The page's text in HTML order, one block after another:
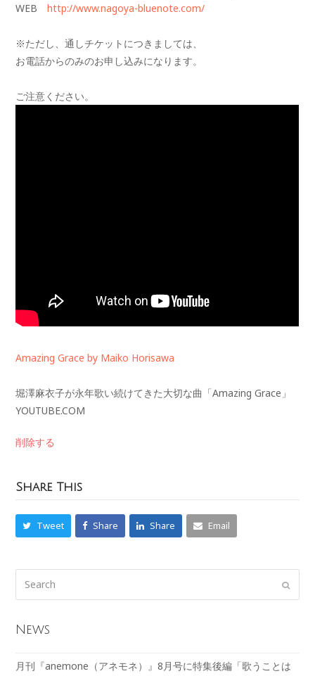
WEBhttp://www.nagoya-bluenote.com/
※ただし、通しチケットにつきましては、
お電話からのみのお申し込みになります。
ご注意ください。
Amazing Grace by Maiko Horisawa
堀澤麻衣子が永年歌い続けてきた大切な曲「Amazing Grace」
YOUTUBE.COM
削除する
Share This
Tweet Share Share Email
News
月刊『anemone（アネモネ）』8月号に特集後編「歌うことは